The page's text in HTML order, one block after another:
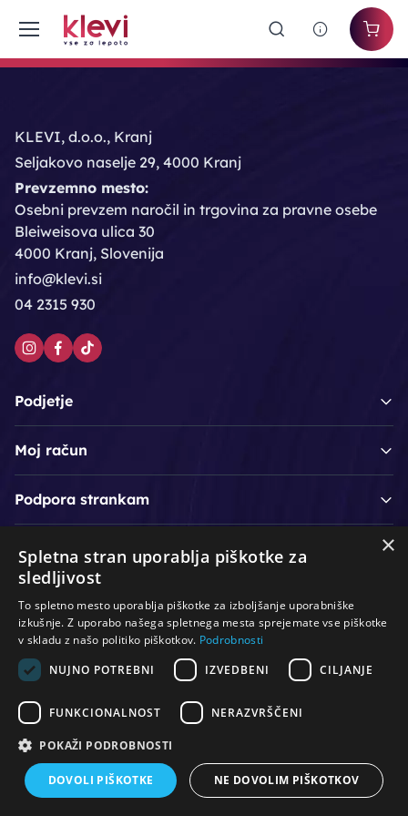
KLEVI, d.o.o., Kranj
Seljakovo naselje 29, 4000 Kranj
Prevzemno mesto:
Osebni prevzem naročil in trgovina za pravne osebe
Bleiweisova ulica 30
4000 Kranj, Slovenija
info@klevi.si
04 2315 930
Podjetje
Moj račun
Podpora strankam
Lasje & nega las Roke & nohti /
Oprema za salone / Čistoča & zaščita / Ostalo
×
Spletna stran uporablja piškotke za
sledljivost
To spletno mesto uporablja piškotke za izboljšanje uporabniške
izkušnje. Z uporabo našega spletnega mesta sprejemate vse piškotke
v skladu z našo politiko piškotkov. Podrobnosti
NUJNO POTREBNI
IZVEDBENI CILJANJE
FUNKCIONALNOST NERAZVRŠČENI
POKAŽI PODROBNOSTI
DOVOLI PIŠKOTKE NE DOVOLIM PIŠKOTKOV